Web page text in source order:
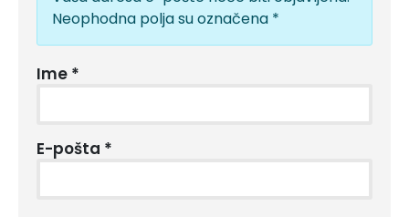
Neophodna polja su označena *
Ime *
E-pošta *